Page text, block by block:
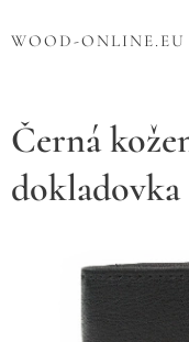
WOOD-ONLINE.EU
Černá
dokladovka